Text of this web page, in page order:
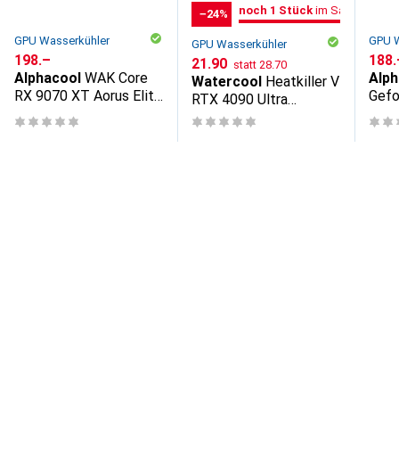
GPU Wasserkühler
CHF
198.–
Alphacool WAK Core
RX 9070 XT Aorus Elite
mit Backplate
−24% noch 1 Stück im Sale
GPU Wasserkühler
CHF
21.90 stattCHF
28.70
Watercool Heatkiller V
RTX 4090 Ultra
Bodenplatte - Kupfer
GPU
CHF